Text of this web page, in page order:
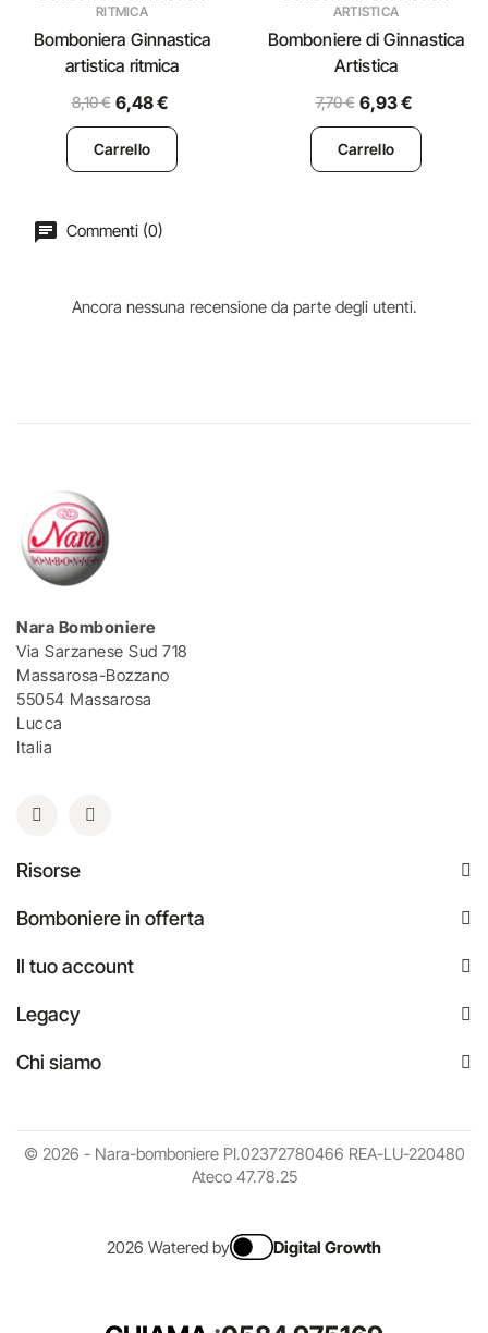
RITMICA
Bomboniera Ginnastica
artistica ritmica
8,10 € 6,48 €
Carrello
ARTISTICA
Bomboniere di Ginnastica
Artistica
7,70 € 6,93 €
Carrello
Commenti (0)
Ancora nessuna recensione da parte degli utenti.
Nara Bomboniere
Via Sarzanese Sud 718
Massarosa-Bozzano
55054 Massarosa
Lucca
Italia
Risorse
Bomboniere in offerta
Il tuo account
Legacy
Chi siamo
© 2026 - Nara-bomboniere PI.02372780466 REA-LU-220480
Ateco 47.78.25
2026 Watered by Digital Growth